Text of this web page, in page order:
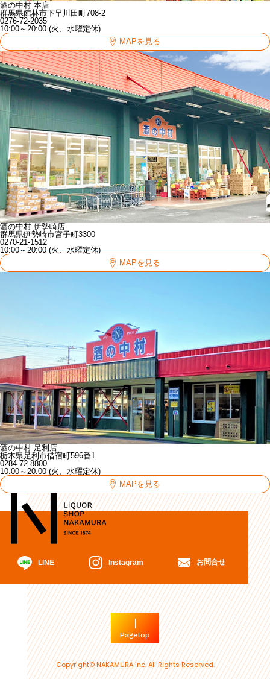
酒の中村 本店
群馬県館林市下早川田町708-2
0276-72-2035
10:00～20:00 (火、水曜定休)
MAPを見る
酒の中村 伊勢崎店
群馬県伊勢崎市宮子町3300
0270-21-1512
10:00～20:00 (火、水曜定休)
MAPを見る
酒の中村 足利店
栃木県足利市借宿町596番1
0284-72-8800
10:00～20:00 (火、水曜定休)
MAPを見る
LINE Instagram お問合せ
Pagetop
Copyright© NAKAMURA Inc. All Rights Reserved.